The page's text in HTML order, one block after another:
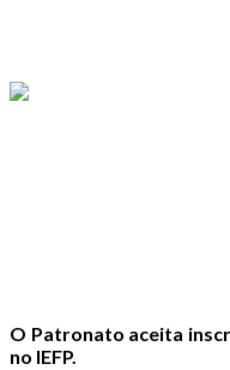
O Patronato aceita
no IEFP.